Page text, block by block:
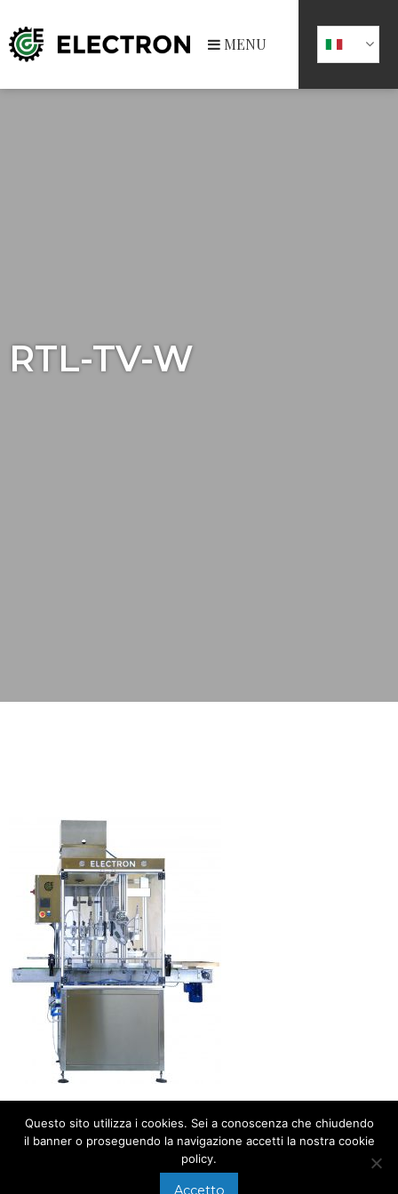
MENU
RTL-TV-W
Questo sito utilizza i cookies. Sei a conoscenza che chiudendo
il banner o proseguendo la navigazione accetti la nostra cookie
policy.
Accetto